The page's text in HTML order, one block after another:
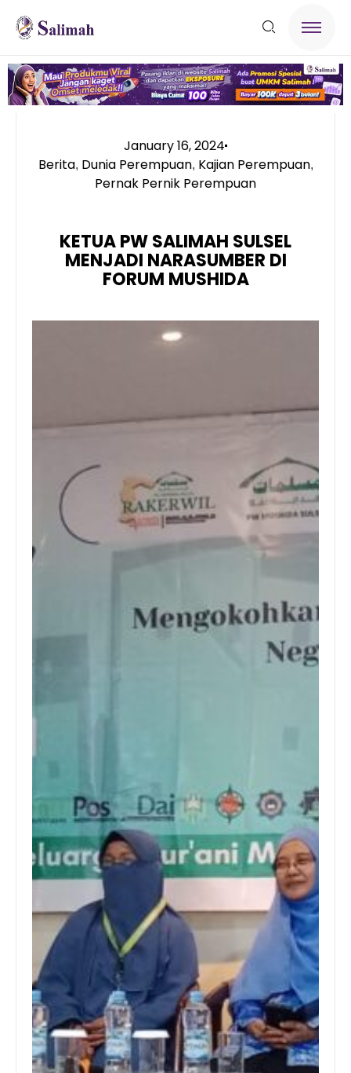
January 16, 2024
Berita, Dunia Perempuan, Kajian Perempuan,
Pernak Pernik Perempuan
KETUA PW SALIMAH SULSEL
MENJADI NARASUMBER DI
FORUM MUSHIDA